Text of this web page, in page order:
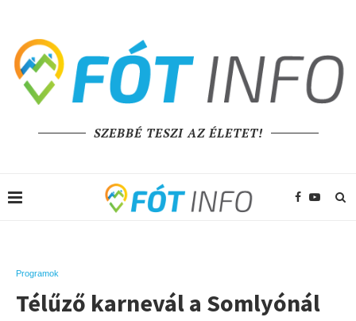
SZEBBÉ TESZI AZ ÉLETET!
Programok
Télűző karnevál a Somlyónál